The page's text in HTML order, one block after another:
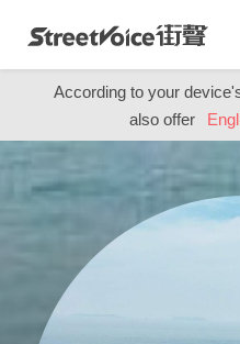
According to your
also offer